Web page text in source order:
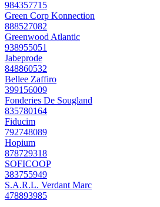
984357715
Green Corp Konnection
888527082
Greenwood Atlantic
938955051
Jabeprode
848860532
Bellee Zaffiro
399156009
Fonderies De Sougland
835780164
Fiducim
792748089
Hopium
878729318
SOFICOOP
383755949
S.A.R.L. Verdant Marc
478893985